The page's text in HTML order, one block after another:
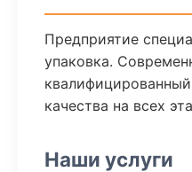
Предприятие
упаковка.
качества на всех
Наши услуги